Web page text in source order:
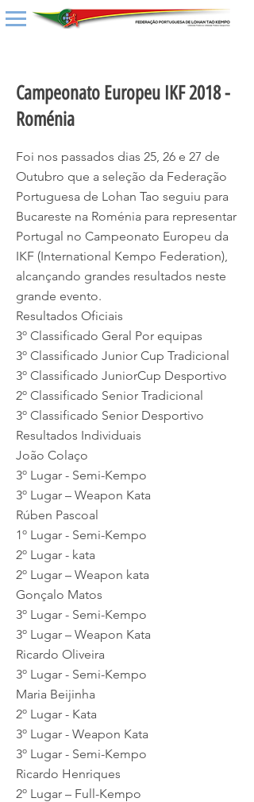
Campeonato Europeu IKF 2018 -
Roménia
Foi nos passados dias 25, 26 e 27 de
Outubro que a seleção da Federação
Portuguesa de Lohan Tao seguiu para
Bucareste na Roménia para representar
Portugal no Campeonato Europeu da
IKF (International Kempo Federation),
alcançando grandes resultados neste
grande evento.
Resultados Oficiais
3º Classificado Geral Por equipas
3º Classificado Junior Cup Tradicional
3º Classificado JuniorCup Desportivo
2º Classificado Senior Tradicional
3º Classificado Senior Desportivo
Resultados Individuais
João Colaço
3º Lugar - Semi-Kempo
3º Lugar – Weapon Kata
Rúben Pascoal
1º Lugar - Semi-Kempo
2º Lugar - kata
2º Lugar – Weapon kata
Gonçalo Matos
3º Lugar - Semi-Kempo
3º Lugar – Weapon Kata
Ricardo Oliveira
3º Lugar - Semi-Kempo
Maria Beijinha
2º Lugar - Kata
3º Lugar - Weapon Kata
3º Lugar - Semi-Kempo
Ricardo Henriques
2º Lugar – Full-Kempo